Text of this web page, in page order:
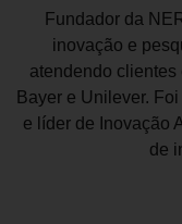
Fundador da
inovação e
atendendo clientes
Bayer e Unilever.
e líder de Inovação
de